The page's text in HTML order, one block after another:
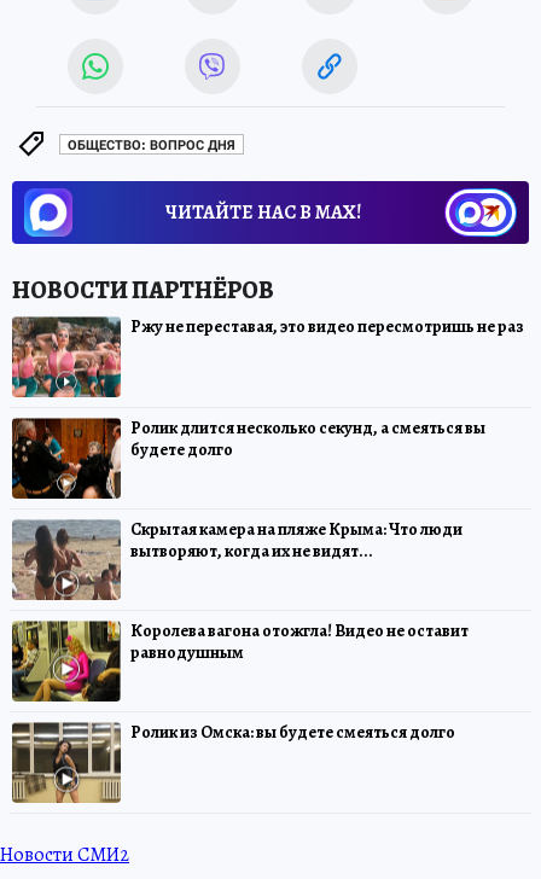
ОБЩЕСТВО: ВОПРОС ДНЯ
ЧИТАЙТЕ НАС В МАХ!
Ржу не переставая, это видео пересмотришь не раз
Ролик длится несколько секунд, а смеяться вы
будете долго
Скрытая камера на пляже Крыма: Что люди
вытворяют, когда их не видят...
Королева вагона отожгла! Видео не оставит
равнодушным
Ролик из Омска: вы будете смеяться долго
Новости СМИ2